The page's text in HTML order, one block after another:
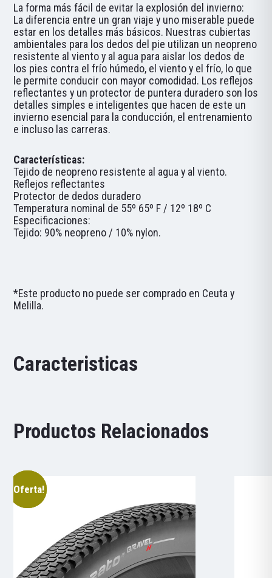
La forma más fácil de evitar la explosión del invierno:
La diferencia entre un gran viaje y uno miserable puede
estar en los detalles más básicos. Nuestras cubiertas
ambientales para los dedos del pie utilizan un neopreno
resistente al viento y al agua para aislar los dedos de
los pies contra el frío húmedo, el viento y el frío, lo que
le permite conducir con mayor comodidad. Los reflejos
reflectantes y un protector de puntera duradero son los
detalles simples e inteligentes que hacen de este un
invierno esencial para la conducción, el entrenamiento
e incluso las carreras.
Características:
Tejido de neopreno resistente al agua y al viento.
Reflejos reflectantes
Protector de dedos duradero
Temperatura nominal de 55º 65º F / 12º 18º C
Especificaciones:
Tejido: 90% neopreno / 10% nylon.
*Este producto no puede ser comprado en Ceuta y
Melilla.
Caracteristicas
Productos Relacionados
¡Oferta!
¡Oferta!